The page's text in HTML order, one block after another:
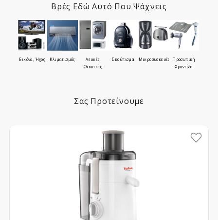
Βρές Εδώ Αυτό Που Ψάχνεις
Εικόνα, Ήχος Κλιματισμός
Λευκές
Οικιακές
Σκούπισμα Μικροσυσκευές
Προσωπική
Φροντίδα
Σας Προτείνουμε